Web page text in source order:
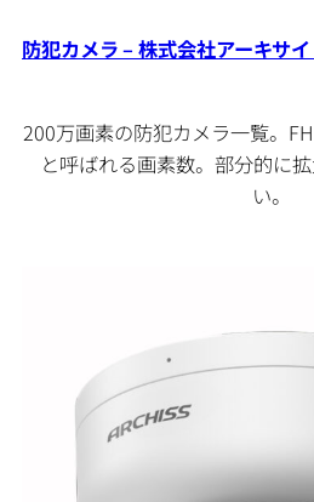
内
ス
防犯カメラ – 株式会社アーキサイ
200万
200万画素の防犯カメラ一覧。
と呼ばれる画素数。部分的に
い。